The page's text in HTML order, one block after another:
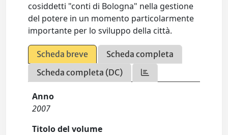
cosiddetti "conti di Bologna" nella gestione
del potere in un momento particolarmente
importante per lo sviluppo della città.
Scheda breve
Scheda completa
Scheda completa (DC)
Anno
2007
Titolo del volume